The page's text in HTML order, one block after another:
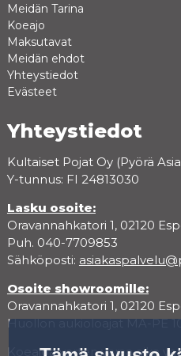
Meidän Tarina
Koeajo
Maksutavat
Meidän ehdot
Yhteystiedot
Evästeet
Yhteystiedot
Kultaiset Pojat Oy (Pyörä
Y-tunnus: FI 24813030
Lasku osoite:
Oravannahkatori 1, 02120
Puh. 040-7709853
Sähköposti:
Osoite showroomille:
Oravannahkatori 1, 02120
Huollon aukioloajat MA-PE
Koeajoa varten varaa aika